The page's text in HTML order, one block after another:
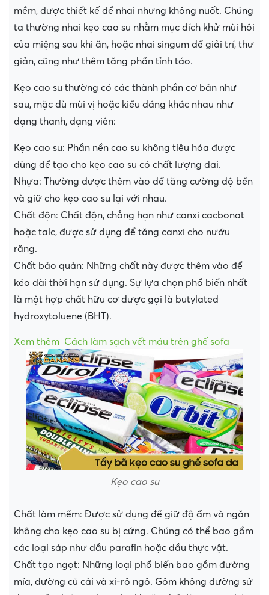
mềm, được thiết kế để nhai nhưng không nuốt. Chúng
ta thường nhai kẹo cao su nhằm mục đích khử mùi hôi
của miệng sau khi ăn, hoặc nhai singum để giải trí, thư
giản, cũng như thêm tăng phần tỉnh táo.
Kẹo cao su thường có các thành phần cơ bản như
sau, mặc dù mùi vị hoặc kiểu dáng khác nhau như
dạng thanh, dạng viên:
Kẹo cao su: Phần nền cao su không tiêu hóa được
dùng để tạo cho kẹo cao su có chất lượng dai.
Nhựa: Thường được thêm vào để tăng cường độ bền
và giữ cho kẹo cao su lại với nhau.
Chất độn: Chất độn, chẳng hạn như canxi cacbonat
hoặc talc, được sử dụng để tăng canxi cho nướu
răng.
Chất bảo quản: Những chất này được thêm vào để
kéo dài thời hạn sử dụng. Sự lựa chọn phổ biến nhất
là một hợp chất hữu cơ được gọi là butylated
hydroxytoluene (BHT).
Xem thêm Cách làm sạch vết máu trên ghế sofa
Kẹo cao su
Chất làm mềm: Được sử dụng để giữ độ ẩm và ngăn
không cho kẹo cao su bị cứng. Chúng có thể bao gồm
các loại sáp như dầu parafin hoặc dầu thực vật.
Chất tạo ngọt: Những loại phổ biến bao gồm đường
mía, đường củ cải và xi-rô ngô. Gôm không đường sử